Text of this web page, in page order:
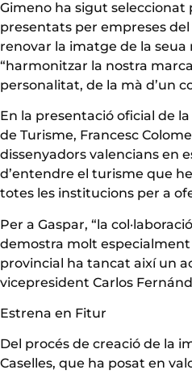
Gimeno ha sigut seleccionat
presentats per empreses
renovar la imatge de la
“harmonitzar la nostra
personalitat, de la mà d’un
En la presentació oficial de
de Turisme, Francesc
dissenyadors valencians en
d’entendre el turisme que
totes les institucions per a
Per a Gaspar, “la
demostra molt especialment
provincial ha tancat així un
vicepresident Carlos
Estrena en Fitur
Del procés de creació de la
Caselles, que ha posat en